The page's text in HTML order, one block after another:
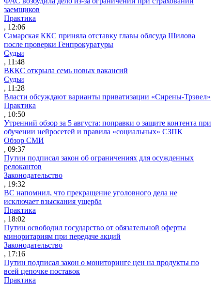
заемщиков
Практика
, 12:06
Самарская ККС приняла отставку главы облсуда Шилова
после проверки Генпрокуратуры
Судьи
, 11:48
ВККС открыла семь новых вакансий
Судьи
, 11:28
Власти обсуждают варианты приватизации «Сирены-Трэвел»
Практика
, 10:50
Утренний обзор за 5 августа: поправки о защите контента при
обучении нейросетей и правила «социальных» СЗПК
Обзор СМИ
, 09:37
Путин подписал закон об ограничениях для осужденных
релокантов
Законодательство
, 19:32
ВС напомнил, что прекращение уголовного дела не
исключает взыскания ущерба
Практика
, 18:02
Путин освободил государство от обязательной оферты
миноритариям при передаче акций
Законодательство
, 17:16
Путин подписал закон о мониторинге цен на продукты по
всей цепочке поставок
Практика